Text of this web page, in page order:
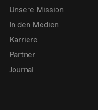
Unsere Mission
In den Medien
Karriere
Partner
Journal